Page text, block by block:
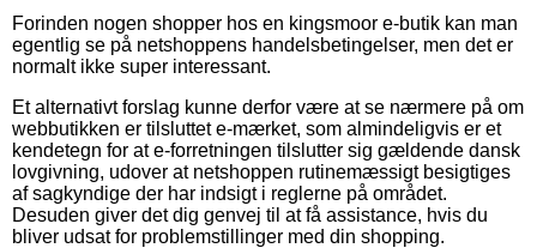
Forinden nogen shopper hos en kingsmoor e-butik kan man
egentlig se på netshoppens handelsbetingelser, men det er
normalt ikke super interessant.
Et alternativt forslag kunne derfor være at se nærmere på om
webbutikken er tilsluttet e-mærket, som almindeligvis er et
kendetegn for at e-forretningen tilslutter sig gældende dansk
lovgivning, udover at netshoppen rutinemæssigt besigtiges
af sagkyndige der har indsigt i reglerne på området.
Desuden giver det dig genvej til at få assistance, hvis du
bliver udsat for problemstillinger med din shopping.